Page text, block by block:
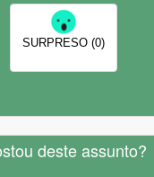
SURPRESO (0)
deste assunto?